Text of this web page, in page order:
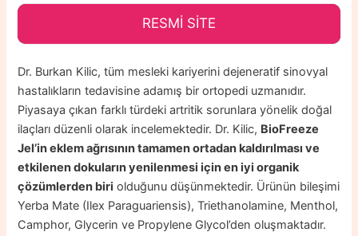
RESMİ SİTE
Dr. Burkan Kilic, tüm mesleki kariyerini dejeneratif sinovyal
hastalıkların tedavisine adamış bir ortopedi uzmanıdır.
Piyasaya çıkan farklı türdeki artritik sorunlara yönelik doğal
ilaçları düzenli olarak incelemektedir. Dr. Kilic, BioFreeze
Jel’in eklem ağrısının tamamen ortadan kaldırılması ve
etkilenen dokuların yenilenmesi için en iyi organik
çözümlerden biri olduğunu düşünmektedir. Ürünün bileşimi
Yerba Mate (Ilex Paraguariensis), Triethanolamine, Menthol,
Camphor, Glycerin ve Propylene Glycol’den oluşmaktadır.